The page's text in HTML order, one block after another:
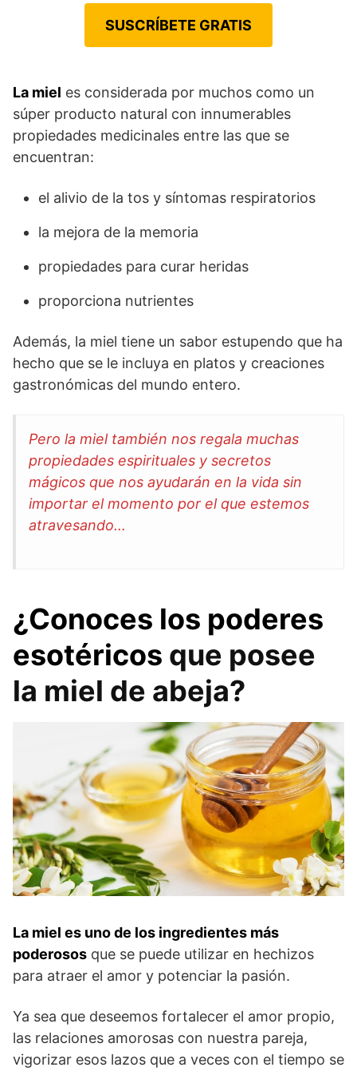
SUSCRÍBETE GRATIS
La miel es considerada por muchos como un
súper producto natural con innumerables
propiedades medicinales entre las que se
encuentran:
el alivio de la tos y síntomas respiratorios
la mejora de la memoria
propiedades para curar heridas
proporciona nutrientes
Además, la miel tiene un sabor estupendo que ha
hecho que se le incluya en platos y creaciones
gastronómicas del mundo entero.
Pero la miel también nos regala muchas
propiedades espirituales y secretos
mágicos que nos ayudarán en la vida sin
importar el momento por el que estemos
atravesando…
¿Conoces los poderes
esotéricos que posee
la miel de abeja?
La miel es uno de los ingredientes más
poderosos que se puede utilizar en hechizos
para atraer el amor y potenciar la pasión.
Ya sea que deseemos fortalecer el amor propio,
las relaciones amorosas con nuestra pareja,
vigorizar esos lazos que a veces con el tiempo se